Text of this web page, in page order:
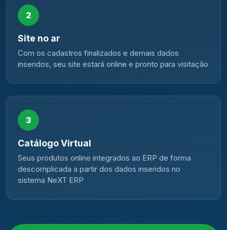
2
Site no ar
Com os cadastros finalizados e demais dados
inseridos, seu site estará online e pronto para visitação
3
Catálogo Virtual
Seus produtos online integrados ao ERP de forma
descomplicada a partir dos dados inseridos no
sistema NeXT ERP